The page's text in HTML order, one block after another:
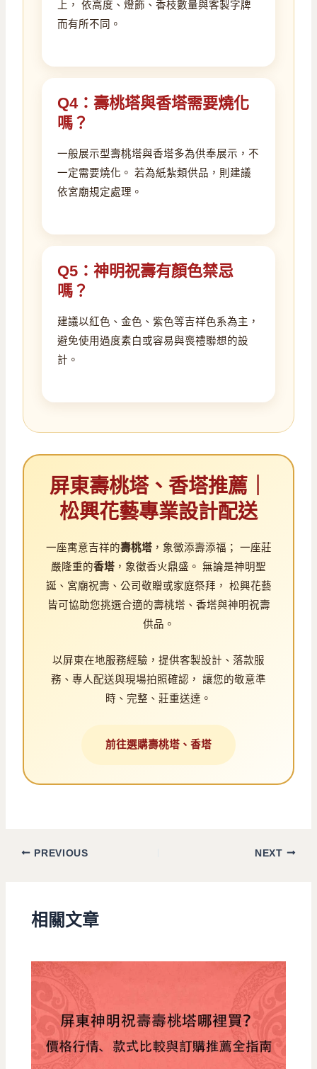
上， 依高度、燈飾、香枝數量與客製字牌
而有所不同。
Q4：壽桃塔與香塔需要燒化
嗎？
一般展示型壽桃塔與香塔多為供奉展示，不
一定需要燒化。 若為紙紮類供品，則建議
依宮廟規定處理。
Q5：神明祝壽有顏色禁忌
嗎？
建議以紅色、金色、紫色等吉祥色系為主，
避免使用過度素白或容易與喪禮聯想的設
計。
屏東壽桃塔、香塔推薦｜
松興花藝專業設計配送
一座寓意吉祥的壽桃塔，象徵添壽添福； 一座莊
嚴隆重的香塔 ，象徵香火鼎盛。 無論是神明聖
誕、宮廟祝壽、公司敬贈或家庭祭拜， 松興花藝
皆可協助您挑選合適的壽桃塔、香塔與神明祝壽
供品。
以屏東在地服務經驗，提供客製設計、落款服
務、專人配送與現場拍照確認， 讓您的敬意準
時、完整、莊重送達。
前往選購壽桃塔、香塔
PREVIOUS NEXT
相關文章